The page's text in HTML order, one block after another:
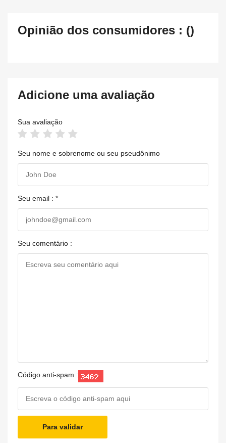
Opinião dos consumidores : ()
Adicione uma avaliação
Sua avaliação
Seu nome e sobrenome ou seu pseudônimo
Seu email : *
Seu comentário :
Código anti-spam :
Para validar